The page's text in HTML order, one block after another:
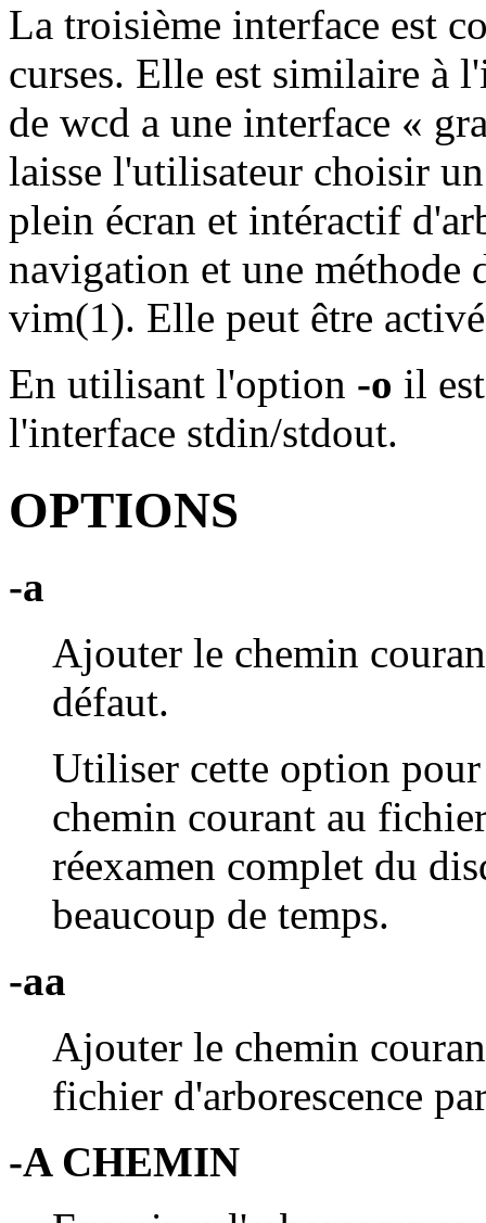
La troisième interface est
curses. Elle est similaire à
de wcd a une interface «
laisse l'utilisateur choisir
plein écran et intéractif
navigation et une méthode
vim(1). Elle peut être
En utilisant l'option -o il
l'interface stdin/stdout.
OPTIONS
-a
Ajouter le chemin
défaut.
Utiliser cette option
chemin courant au
réexamen complet du
beaucoup de temps.
-aa
Ajouter le chemin
fichier d'arborescence
-A CHEMIN